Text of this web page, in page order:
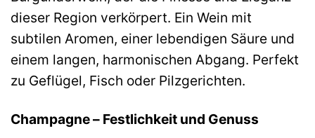
dieser Region verkörpert. Ein Wein mit
subtilen Aromen, einer lebendigen Säure und
einem langen, harmonischen Abgang. Perfekt
zu Geflügel, Fisch oder Pilzgerichten.
Champagne – Festlichkeit und Genuss